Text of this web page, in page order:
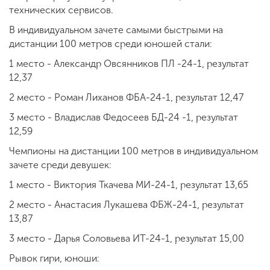
технических сервисов.
В индивидуальном зачете самыми быстрыми на
дистанции 100 метров среди юношей стали:
1 место - Александр Овсянников ПЛ -24-1, результат
12,37
2 место - Роман Лиханов ФБА-24-1, результат 12,47
3 место - Владислав Федосеев БД-24 -1, результат
12,59
Чемпионы на дистанции 100 метров в индивидуальном
зачете среди девушек:
1 место - Виктория Ткачева МИ-24-1, результат 13,65
2 место - Анастасия Лукашева ФБЖ-24-1, результат
13,87
3 место - Дарья Соловьева ИТ-24-1, результат 15,00
Рывок гири, юноши: